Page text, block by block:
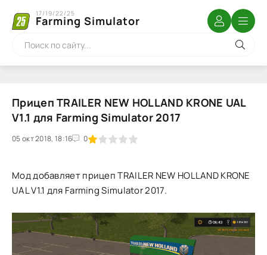
Farming Simulator
17/19/22/25
Прицеп TRAILER NEW HOLLAND KRONE UAL
V1.1 для Farming Simulator 2017
05 окт 2018, 18:16 0
1 2 3 4 5
Мод добавляет прицеп TRAILER NEW HOLLAND KRONE
UAL V1.1 для Farming Simulator 2017.